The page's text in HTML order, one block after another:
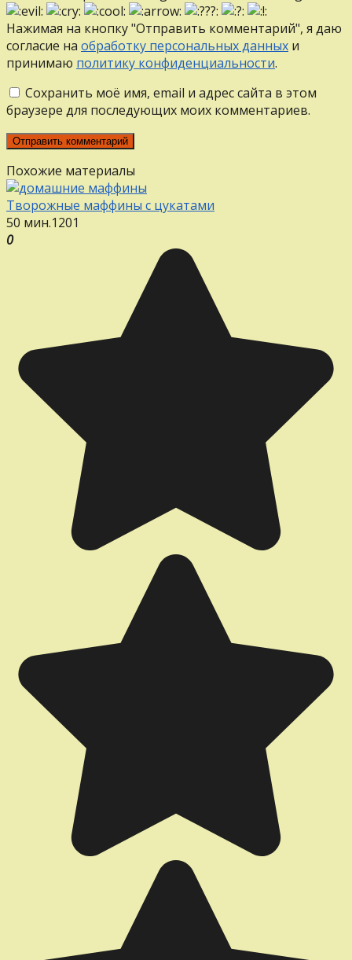
Нажимая на кнопку "Отправить комментарий", я даю
согласие на обработку персональных данных и
принимаю политику конфиденциальности.
Сохранить моё имя, email и адрес сайта в этом
браузере для последующих моих комментариев.
Похожие материалы
Творожные маффины с цукатами
50 мин.1201
0